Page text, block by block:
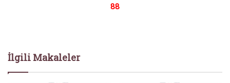
88
İlgili Makaleler